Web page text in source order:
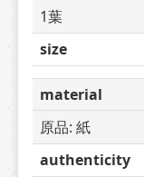
1葉
size
material
原品: 紙
authenticity